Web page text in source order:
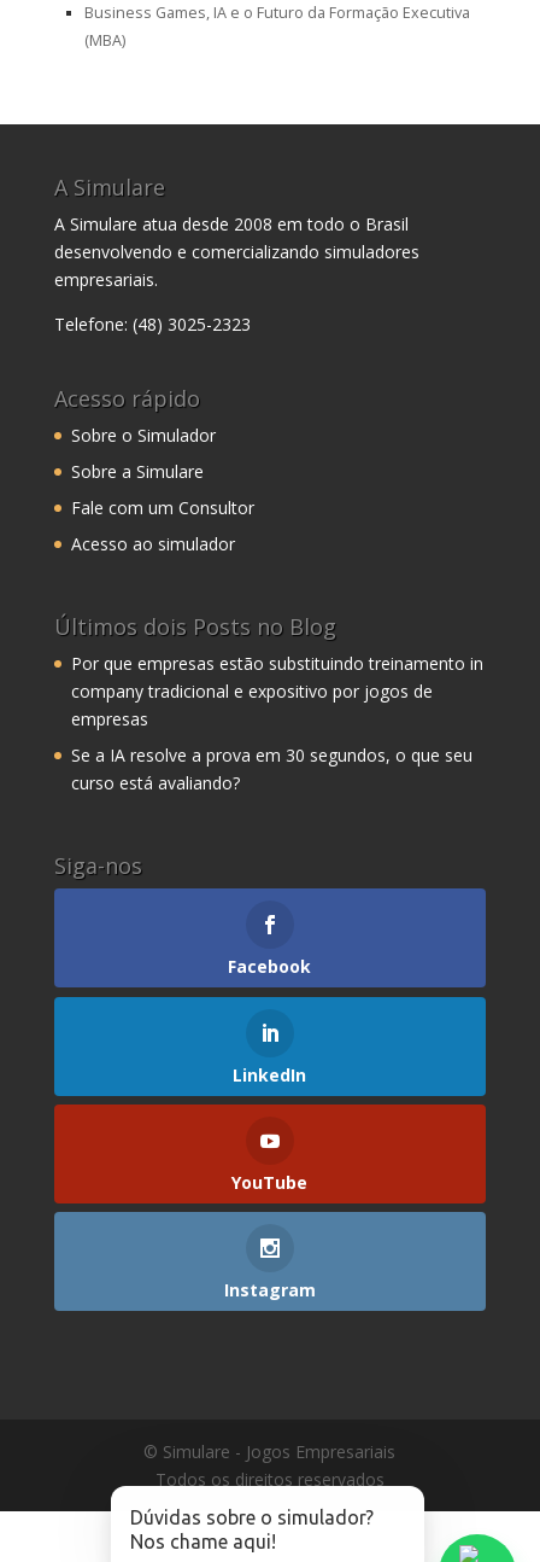
Business Games, IA e o Futuro da Formação Executiva
(MBA)
A Simulare
A Simulare atua desde 2008 em todo o Brasil
desenvolvendo e comercializando simuladores
empresariais.
Telefone: (48) 3025-2323
Acesso rápido
Sobre o Simulador
Sobre a Simulare
Fale com um Consultor
Acesso ao simulador
Últimos dois Posts no Blog
Por que empresas estão substituindo treinamento in
company tradicional e expositivo por jogos de
empresas
Se a IA resolve a prova em 30 segundos, o que seu
curso está avaliando?
Siga-nos
Facebook
LinkedIn
YouTube
Instagram
© Simulare - Jogos Empresariais
Todos os direitos reservados
Dúvidas sobre o simulador?
Nos chame aqui!